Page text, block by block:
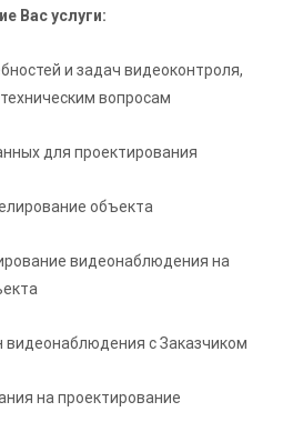
Вас услуги:
и задач видеоконтроля,
вопросам
для проектирования
объекта
видеонаблюдения на
видеонаблюдения с Заказчиком
на проектирование